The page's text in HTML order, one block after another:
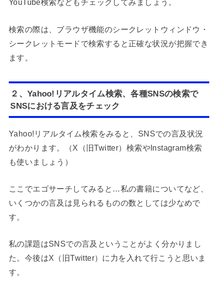
YouTube検索などもチェックしてみましょう。
検索の際は、ブラウザ機能のシークレットウィンドウ・
シークレットモードで検索すると正確な状況が把握でき
ます。
２、Yahoo!リアルタイム検索、各種SNSの検索で
SNSにおける言及をチェック
Yahoo!リアルタイム検索をみると、SNSでの言及状況
がわかります。（X（旧Twitter）検索やInstagram検索
も使いましょう）
ここでエゴサーチしてみると…私の書籍についてなど、
いくつかの言及は見られるものの数としては少なめで
す。
私の課題はSNSでの言及ということがよく分かりまし
た。今後はX（旧Twitter）に力を入れて行こうと思いま
す。